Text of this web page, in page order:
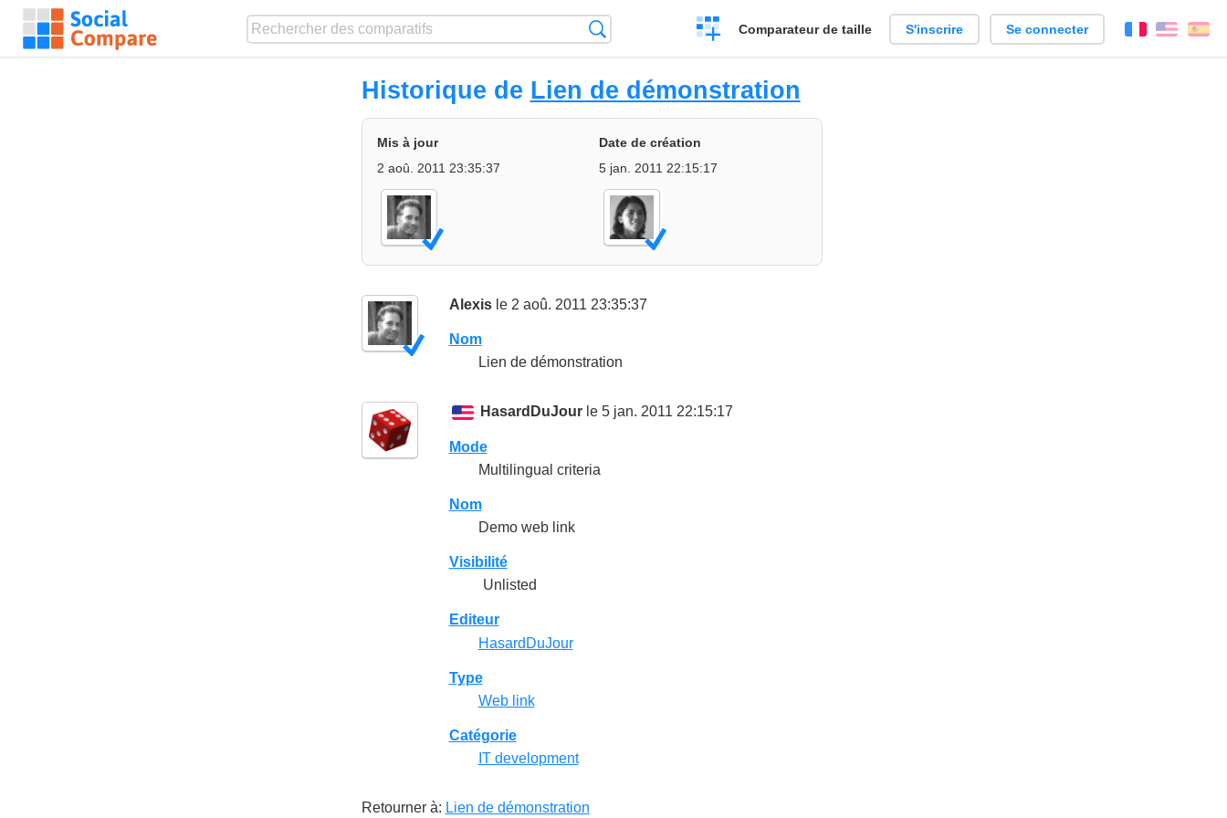
Créer
un
Comparateur de taille S'inscrire Se connecter FrançaisEnglish
Historique de Lien de démonstration
Mis à jour
2 aoû. 2011 23:35:37
Date de création
5 jan. 2011 22:15:17
Alexisle 2 aoû. 2011 23:35:37
Nom
Lien de démonstration
HasardDuJourle 5 jan. 2011 22:15:17
Mode
Multilingual criteria
Nom
Demo web link
Visibilité
Unlisted
Editeur
HasardDuJour
Type
Web link
Catégorie
IT development
Retourner à: Lien de démonstration